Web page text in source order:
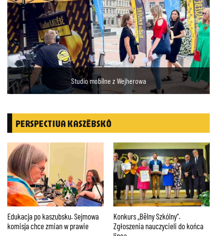
Studio mobilne z Wejherowa
PERSPECTIVA KASZËBSKÔ
Edukacja po kaszubsku. Sejmowa
komisja chce zmian w prawie
Konkurs „Bëlny Szkólny”.
Zgłoszenia nauczycieli do końca